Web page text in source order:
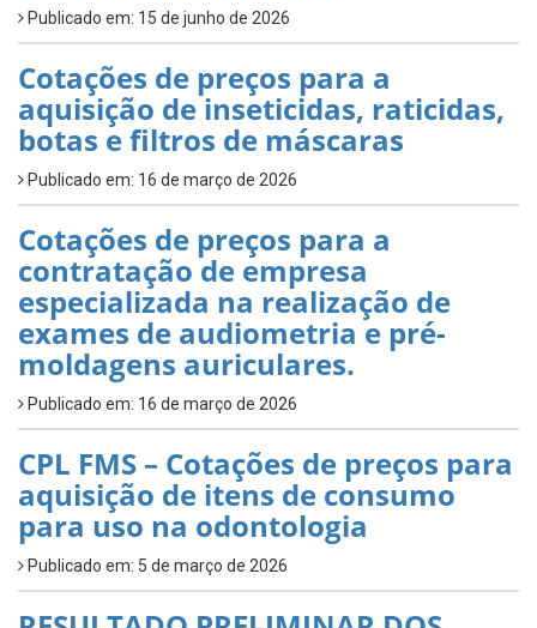
Publicado em: 15 de junho de 2026
Cotações de preços para a
aquisição de inseticidas, raticidas,
botas e filtros de máscaras
Publicado em: 16 de março de 2026
Cotações de preços para a
contratação de empresa
especializada na realização de
exames de audiometria e pré-
moldagens auriculares.
Publicado em: 16 de março de 2026
CPL FMS – Cotações de preços para
aquisição de itens de consumo
para uso na odontologia
Publicado em: 5 de março de 2026